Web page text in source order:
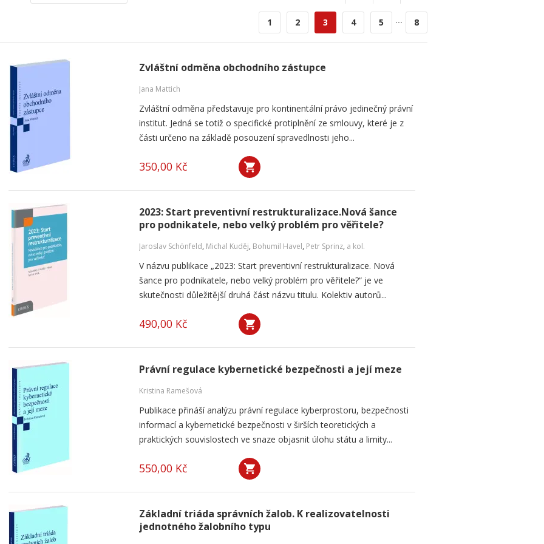
1 2 3 4 5 ... 8
Zvláštní odměna obchodního zástupce
Jana Mattich
Zvláštní odměna představuje pro kontinentální právo jedinečný právní
institut. Jedná se totiž o specifické protiplnění ze smlouvy, které je z
části určeno na základě posouzení spravedlnosti jeho...
350,00 Kč
2023: Start preventivní restrukturalizace.Nová šance
pro podnikatele, nebo velký problém pro věřitele?
Jaroslav Schönfeld, Michal Kuděj, Bohumil Havel, Petr Sprinz, a kol.
V názvu publikace „2023: Start preventivní restrukturalizace. Nová
šance pro podnikatele, nebo velký problém pro věřitele?“ je ve
skutečnosti důležitější druhá část názvu titulu. Kolektiv autorů...
490,00 Kč
Právní regulace kybernetické bezpečnosti a její meze
Kristina Ramešová
Publikace přináší analýzu právní regulace kyberprostoru, bezpečnosti
informací a kybernetické bezpečnosti v širších teoretických a
praktických souvislostech ve snaze objasnit úlohu státu a limity...
550,00 Kč
Základní triáda správních žalob. K realizovatelnosti
jednotného žalobního typu